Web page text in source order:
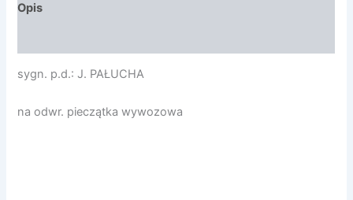
Opis
sygn. p.d.: J. PAŁUCHA
na odwr. pieczątka wywozowa